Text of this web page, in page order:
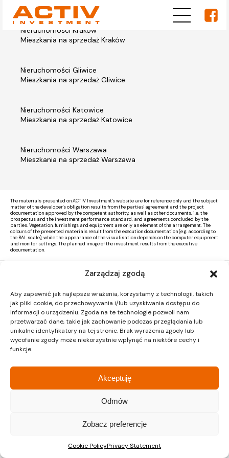
Zarządzaj zgodą
Aby zapewnić jak najlepsze wrażenia, korzystamy z technologii, takich
jak pliki cookie, do przechowywania i/lub uzyskiwania dostępu do
informacji o urządzeniu. Zgoda na te technologie pozwoli nam
przetwarzać dane, takie jak zachowanie podczas przeglądania lub
unikalne identyfikatory na tej stronie. Brak wyrażenia zgody lub
wycofanie zgody może niekorzystnie wpłynąć na niektóre cechy i
funkcje.
Akceptuję
Odmów
Zobacz preferencje
Cookie PolicyPrivacy Statement
Nieruchomości Kraków
Mieszkania na sprzedaż Kraków
Nieruchomości Gliwice
Mieszkania na sprzedaż Gliwice
Nieruchomości Katowice
Mieszkania na sprzedaż Katowice
Nieruchomości Warszawa
Mieszkania na sprzedaż Warszawa
The materials presented on ACTIV Investment's website are for reference only and the subject
matter of the developer's obligation results from the parties' agreement and the project
documentation approved by the competent authority, as well as other documents, i.e. the
prospectus and the investment performance standard, and agreements concluded by the
parties. Vegetation, furnishings and equipment are only an element of the arrangement. The
colours of the presented materials result from the execution documentation (e.g. according to
the RAL scale), while the appearance of the visualisation depends on the computer equipment
and monitor settings. The planned image of the investment results from the executive
documentation.
Activ Investment|Polityka prywatności
Design by CTL MEDIA | Strona www: Proformat